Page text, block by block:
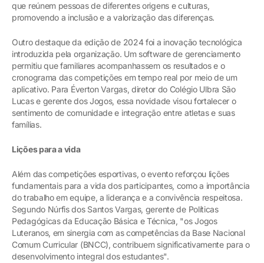
que reúnem pessoas de diferentes origens e culturas,
promovendo a inclusão e a valorização das diferenças.
Outro destaque da edição de 2024 foi a inovação tecnológica
introduzida pela organização. Um software de gerenciamento
permitiu que familiares acompanhassem os resultados e o
cronograma das competições em tempo real por meio de um
aplicativo. Para Éverton Vargas, diretor do Colégio Ulbra São
Lucas e gerente dos Jogos, essa novidade visou fortalecer o
sentimento de comunidade e integração entre atletas e suas
famílias.
Lições para a vida
Além das competições esportivas, o evento reforçou lições
fundamentais para a vida dos participantes, como a importância
do trabalho em equipe, a liderança e a convivência respeitosa.
Segundo Núrfis dos Santos Vargas, gerente de Políticas
Pedagógicas da Educação Básica e Técnica, "os Jogos
Luteranos, em sinergia com as competências da Base Nacional
Comum Curricular (BNCC), contribuem significativamente para o
desenvolvimento integral dos estudantes".